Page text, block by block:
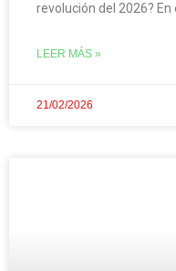
revolución del 2026?
LEER MÁS »
21/02/2026